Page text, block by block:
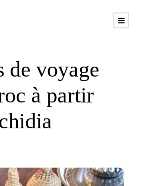
de voyage
à partir